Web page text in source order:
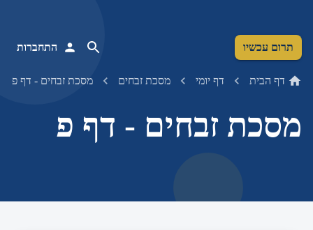
תרום עכשיו התחברות
דף הבית דף יומי מסכת זבחים מסכת זבחים - דף פ
מסכת זבחים - דף פ